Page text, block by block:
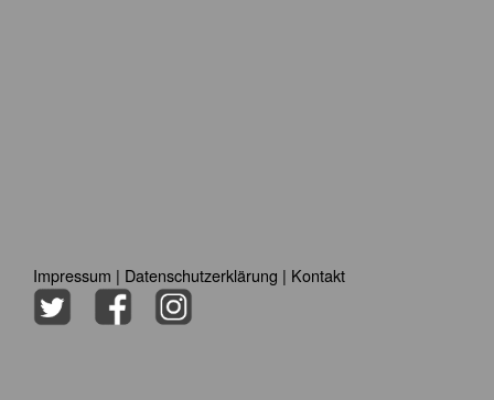
Impressum | Datenschutzerklärung | Kontakt